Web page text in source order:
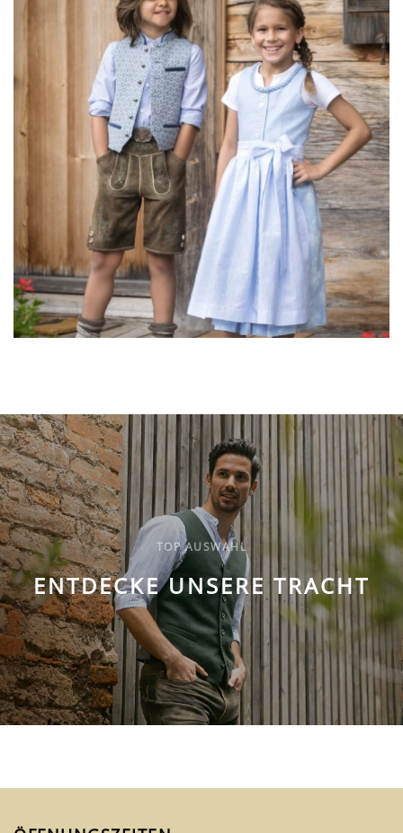
TOP AUSWAHL
ENTDECKE UNSERE TRACHT